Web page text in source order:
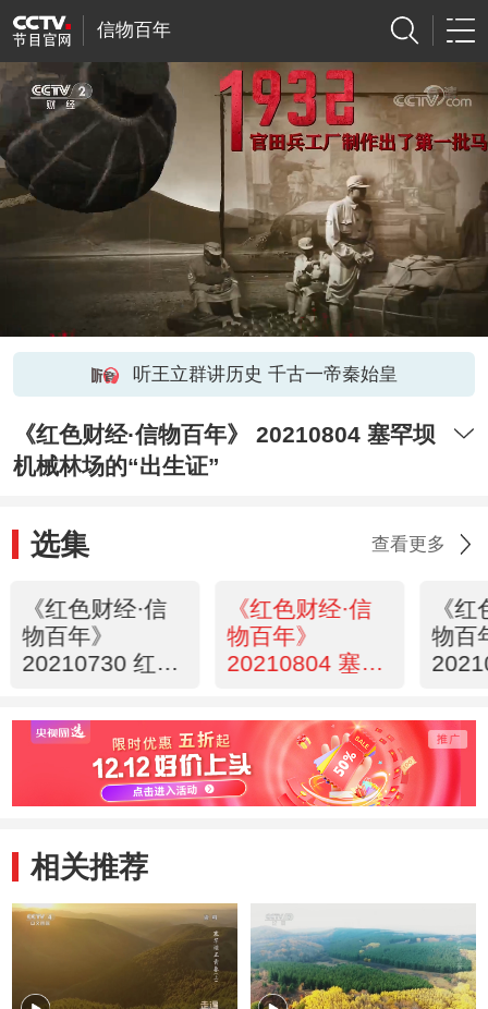
信物百年
听王立群讲历史 千古一帝秦始皇
《红色财经·信物百年》 20210804 塞罕坝
机械林场的“出生证”
选集 查看更多
《红色财经·信
物百年》
20210730 红军
《红色财经·信
物百年》
20210804 塞罕
的“出生证”
《
物百
功勋
相关推荐